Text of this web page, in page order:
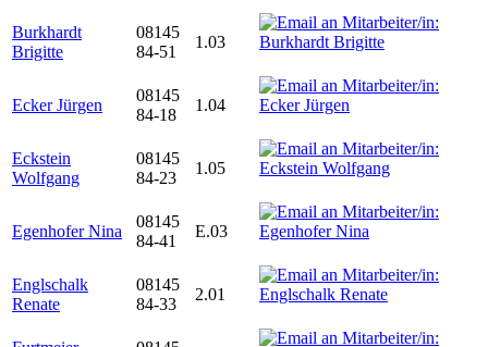
Burkhardt
Brigitte
08145
84-51
1.03
Ecker Jürgen
08145
84-18
1.04
Eckstein
Wolfgang
08145
84-23
1.05
Egenhofer Nina
08145
84-41
E.03
Englschalk
Renate
08145
84-33
2.01